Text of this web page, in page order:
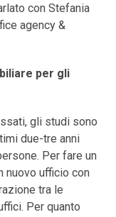
con Stefania
agency &
per gli
gli studi sono
due-tre anni
Per fare un
nuovo ufficio con
tra le
Per quanto